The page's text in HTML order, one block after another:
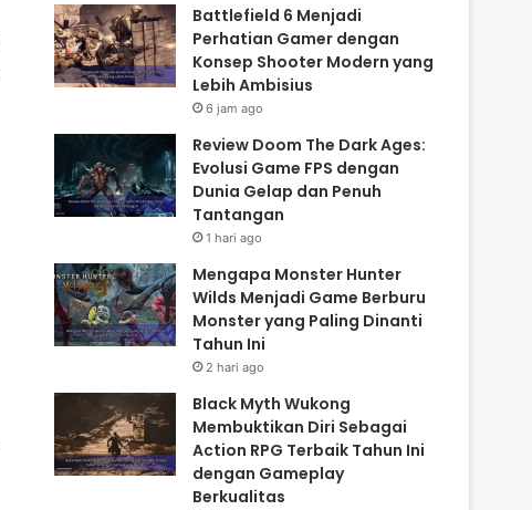
Battlefield 6 Menjadi
Perhatian Gamer dengan
Konsep Shooter Modern yang
Lebih Ambisius
6 jam ago
Review Doom The Dark Ages:
Evolusi Game FPS dengan
Dunia Gelap dan Penuh
Tantangan
1 hari ago
Mengapa Monster Hunter
Wilds Menjadi Game Berburu
Monster yang Paling Dinanti
Tahun Ini
2 hari ago
Black Myth Wukong
Membuktikan Diri Sebagai
Action RPG Terbaik Tahun Ini
dengan Gameplay
Berkualitas